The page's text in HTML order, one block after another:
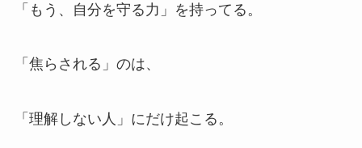
「もう、自分を守る力」を持ってる。
「焦らされる」のは、
「理解しない人」にだけ起こる。